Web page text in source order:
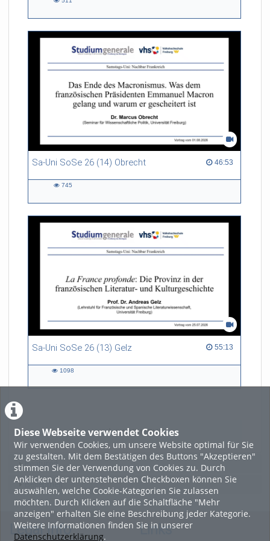
Diese Webseite verwendet Cookies
Wir verwenden Cookies, um unsere Website optimal für Sie
zu gestalten. Mit dem Bestätigen des Buttons "Akzeptieren"
stimmen Sie der Verwendung von Cookies zu. Durch
Anklicken der untenstehenden Checkboxen können Sie
auswählen, welche Cookie-Kategorien Sie zulassen
möchten. Durch Klicken auf die Schaltfläche "Mehr
anzeigen" erhalten Sie eine Beschreibung jeder Kategorie.
Weitere Informationen finden Sie in unserer
Datenschutzerklärung.
Sa-Uni SoSe 26 (14) Obrecht 46:53
46:53 duration
745
Sa-Uni SoSe 26 (13) Gelz 55:13
55:13 duration
1098
LADE MEHR
Featured
Beliebtheit
Legal Info Links